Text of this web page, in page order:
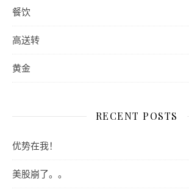
餐饮
高送转
黄金
RECENT POSTS
优势在我！
美股崩了。。